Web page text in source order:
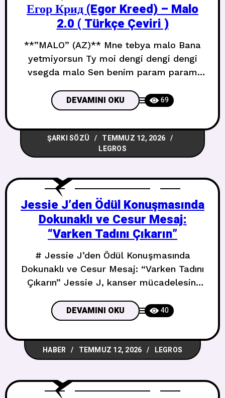
Егор Крид (Egor Kreed) – Malo
2.0 ( Türkçe Çeviri )
**”MALO” (AZ)** Mne tebya malo Bana
yetmiyorsun Ty moi dengi dengi dengi
vsegda malo Sen benim param param
tselovala Öptüğün kişiyi öldürürdüm Na
mne bronezhilet, ty skvoz nego popala
Üzerimde kurşun geçirmez yelek, sen
onun içinden geçtin Mne tebya malo
malo malo malo malo Bana yetmiyorsun
DEVAMINI OKU 69
ŞARKI SÖZÜ
TEMMUZ 12, 2026
LEGROS
Jessie J’den Ödül Konuşmasında
Dokunaklı ve Cesur Mesaj:
“Varken Tadını Çıkarın”
# Jessie J’den Ödül Konuşmasında
Dokunaklı ve Cesur Mesaj: “Varken Tadını
Çıkarın” Jessie J, kanser mücadelesini
hem düşündüren bir mesaj verdi. ##
Londra’da Duygusal Bir Gece Perşembe
günü Londra’daki Royal Albert Hall’da
düzenlenen **Nordoff and Robbins Silver
J, kürsüye çıktığında son
DEVAMINI OKU 40
HABER TEMMUZ 12, 2026 LEGROS